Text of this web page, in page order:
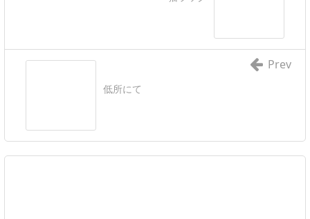
低所にて
Prev